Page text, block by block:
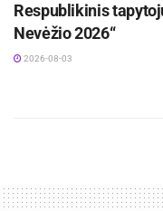
Lauko plytelės
Respublikinis
Nevėžio 2026“
2026-08-03